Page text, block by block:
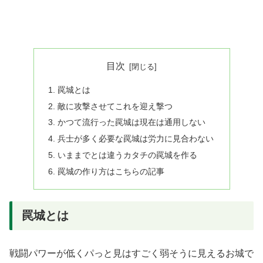
目次
罠城とは
敵に攻撃させてこれを迎え撃つ
かつて流行った罠城は現在は通用しない
兵士が多く必要な罠城は労力に見合わない
いままでとは違うカタチの罠城を作る
罠城の作り方はこちらの記事
罠城とは
戦闘パワーが低くパっと見はすごく弱そうに見えるお城で